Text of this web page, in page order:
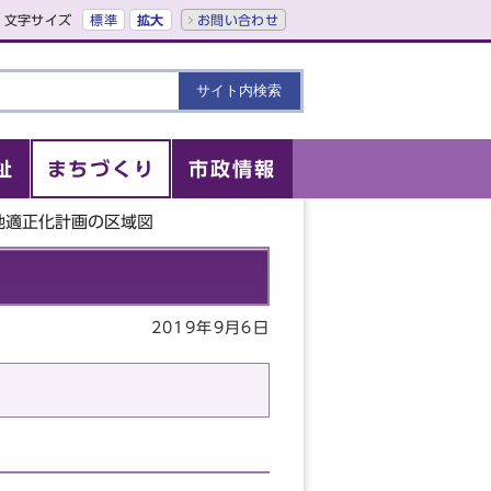
文字サイズ 標準 拡大 お問い合わせ
まちづくり 市政情報
適正化計画の区域図
2019年9月6日